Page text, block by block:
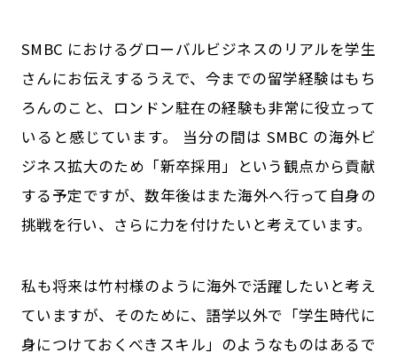
SMBC におけるグローバルビジネスのリアルを学生
さんにお伝えするうえで、今までの留学経験はもち
ろんのこと、ロンドン駐在の経験も非常に役立って
いると感じています。 当分の間は SMBC の海外ビ
ジネス拡大のため「新卒採用」という観点から貢献
する予定ですが、数年後はまた海外へ行って自身の
挑戦を行い、さらに力を付けたいと考えています。
――私も将来は竹村様のように海外で活躍したいと考え
ていますが、そのために、語学以外で「学生時代に
身につけておくべきスキル」のようなものはあるで